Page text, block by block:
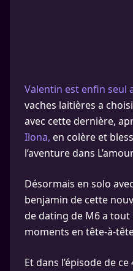
Valentin est enfin seul
vaches laitières a
avec cette dernière,
Ilona, en colère et
l’aventure dans
Désormais en solo
benjamin de cette
de dating de M6 a
moments en tête-à-
Et dans l’épisode de